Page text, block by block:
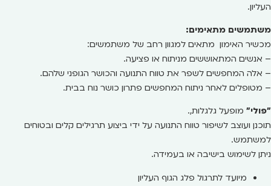
העליון.
משתמשים מתאימים:
מכשיר האימון מתאים למגוון רחב של משתמשים:
– אנשים המתאוששים מניתוח או פציעה.
– אלה המחפשים לשפר את טווח התנועה והכושר הגופני שלהם.
– מטופלים לאחר ניתוח המחפשים פתרון כושר נוח בבית.
"פולי" מופעל גלגלות,.
תוכנן ועוצב לשיפור טווח התנועה על ידי ביצוע תרגילים קלים ובטוחים
למשתמש.
ניתן לשימוש בישיבה או בעמידה.
מיועד לתרגול פלג הגוף העליון